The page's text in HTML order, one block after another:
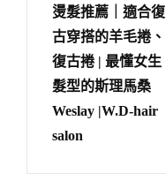
燙髮推薦｜適合復
古穿搭的羊毛捲、
復古捲 | 最懂女生
髮型的斯理馬桑
Weslay |W.D-hair
salon